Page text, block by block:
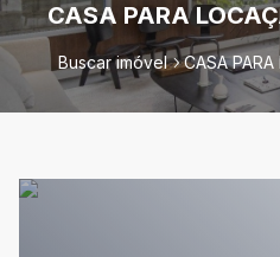
CASA PARA
Buscar imóvel CASA PARA